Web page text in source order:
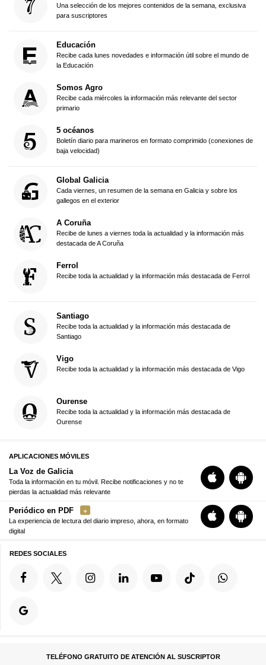
Una selección de los mejores contenidos de la semana, exclusiva
para suscriptores
Educación
Recibe cada lunes novedades e información útil sobre el mundo de
la Educación
Somos Agro
Recibe cada miércoles la información más relevante del sector
primario
5 océanos
Boletín diario para marineros en formato comprimido (conexiones de
baja velocidad)
Global Galicia
Cada viernes, un resumen de la semana en Galicia y sobre los
gallegos en el exterior
A Coruña
Recibe de lunes a viernes toda la actualidad y la información más
destacada de A Coruña
Ferrol
Recibe toda la actualidad y la información más destacada de Ferrol
Santiago
Recibe toda la actualidad y la información más destacada de
Santiago
Vigo
Recibe toda la actualidad y la información más destacada de Vigo
Ourense
Recibe toda la actualidad y la información más destacada de
Ourense
APLICACIONES MÓVILES
La Voz de Galicia
Toda la información en tu móvil. Recibe notificaciones y no te
pierdas la actualidad más relevante
Periódico en PDF
La experiencia de lectura del diario impreso, ahora, en formato
digital
REDES SOCIALES
TELÉFONO GRATUITO DE ATENCIÓN AL SUSCRIPTOR